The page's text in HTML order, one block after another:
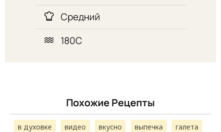
Средний
180С
Похожие Рецепты
в духовке видео вкусно выпечка
галета